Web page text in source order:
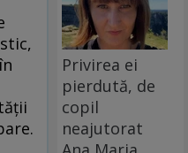
Privirea ei
pierdută, de
copil
neajutorat